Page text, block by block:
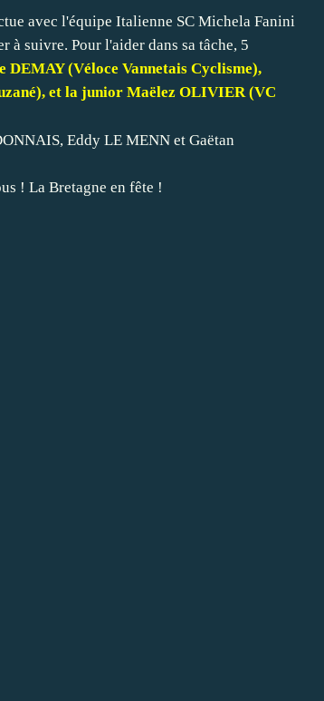
avec l'équipe Italienne SC Michela Fanini
à suivre. Pour l'aider dans sa tâche, 5
(Véloce Vannetais Cyclisme),
et la junior Maëlez OLIVIER (VC
Eddy LE MENN et Gaëtan
! La Bretagne en fête !